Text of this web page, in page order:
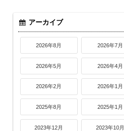
アーカイブ
2026年8月 2026年7月
2026年5月 2026年4月
2026年2月 2026年1月
2025年8月 2025年1月
2023年12月 2023年10月